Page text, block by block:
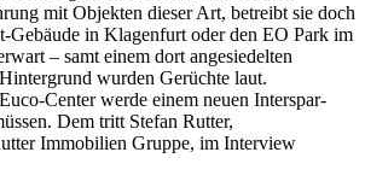
mit Objekten dieser Art, betreibt sie doch
Gebäude in Klagenfurt oder den EO Park im
– samt einem dort angesiedelten
wurden Gerüchte laut.
Center werde einem neuen Interspar-
Dem tritt Stefan Rutter,
Immobilien Gruppe, im Interview